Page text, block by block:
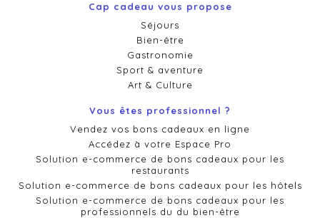
Cap cadeau vous propose
Séjours
Bien-être
Gastronomie
Sport & aventure
Art & Culture
Vous êtes professionnel ?
Vendez vos bons cadeaux en ligne
Accédez à votre Espace Pro
Solution e-commerce de bons cadeaux pour les
restaurants
Solution e-commerce de bons cadeaux pour les hôtels
Solution e-commerce de bons cadeaux pour les
professionnels du du bien-être